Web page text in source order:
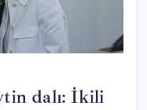
dalı: İkili